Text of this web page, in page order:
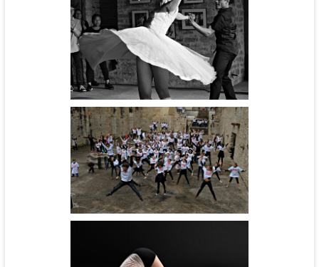
Surprise chorégraphique - cie
Substance